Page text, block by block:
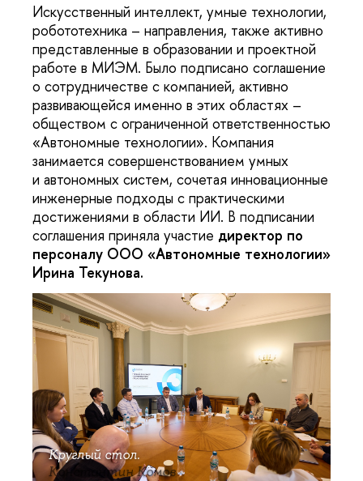
Искусственный интеллект, умные технологии,
робототехника – направления, также активно
представленные в образовании и проектной
работе в МИЭМ. Было подписано соглашение
о сотрудничестве с компанией, активно
развивающейся именно в этих областях –
обществом с ограниченной ответственностью
«Автономные технологии». Компания
занимается совершенствованием умных
и автономных систем, сочетая инновационные
инженерные подходы с практическими
достижениями в области ИИ. В подписании
соглашения приняла участие директор по
персоналу ООО «Автономные технологии»
Ирина Текунова.
Круглый стол.
Константин Комов